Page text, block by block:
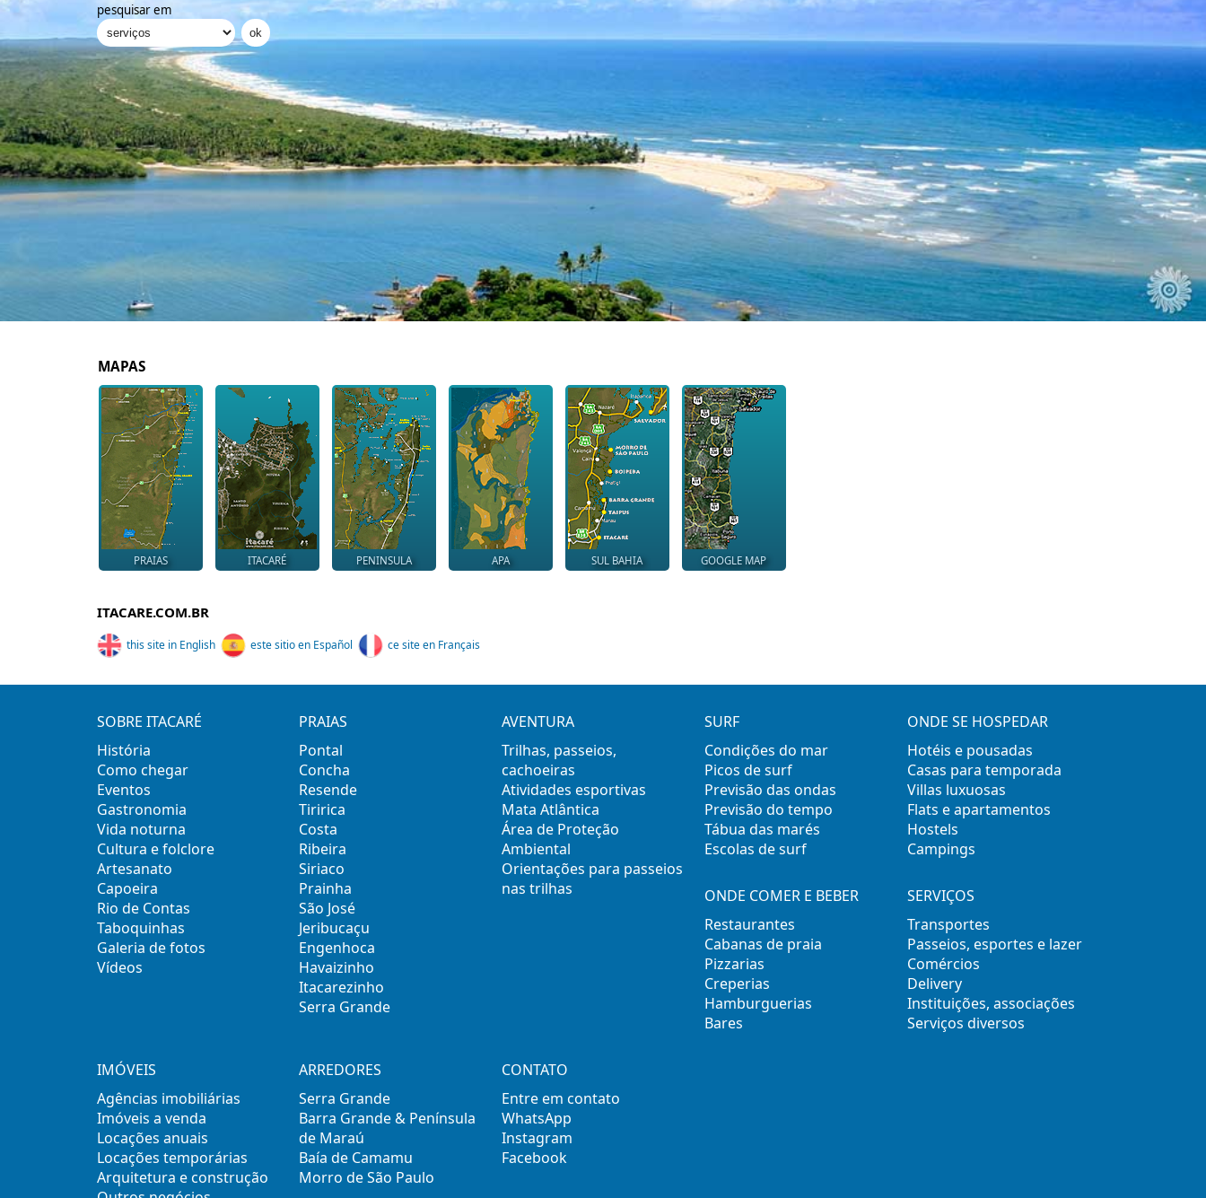
pesquisar em
MAPAS
PRAIAS ITACARÉ PENINSULA APA SUL BAHIA GOOGLE MAP
ITACARE.COM.BR
this site in English este sitio en Español ce site en Français
SOBRE ITACARÉ
História
Como chegar
Eventos
Gastronomia
Vida noturna
Cultura e folclore
Artesanato
Capoeira
Rio de Contas
Taboquinhas
Galeria de fotos
Vídeos
PRAIAS
Pontal
Concha
Resende
Tiririca
Costa
Ribeira
Siriaco
Prainha
São José
Jeribucaçu
Engenhoca
Havaizinho
Itacarezinho
Serra Grande
AVENTURA
Trilhas, passeios,
cachoeiras
Atividades esportivas
Mata Atlântica
Área de Proteção
Ambiental
Orientações para passeios
nas trilhas
SURF
Condições do mar
Picos de surf
Previsão das ondas
Previsão do tempo
Tábua das marés
Escolas de surf
ONDE SE HOSPEDAR
Hotéis e pousadas
Casas para temporada
Villas luxuosas
Flats e apartamentos
Hostels
Campings
ONDE COMER E BEBER
Restaurantes
Cabanas de praia
Pizzarias
Creperias
Hamburguerias
Bares
SERVIÇOS
Transportes
Passeios, esportes e lazer
Comércios
Delivery
Instituições, associações
Serviços diversos
IMÓVEIS
Agências imobiliárias
Imóveis a venda
Locações anuais
Locações temporárias
Arquitetura e construção
ARREDORES
Serra Grande
Barra Grande & Península
de Maraú
Baía de Camamu
Morro de São Paulo
CONTATO
Entre em contato
WhatsApp
Instagram
Facebook